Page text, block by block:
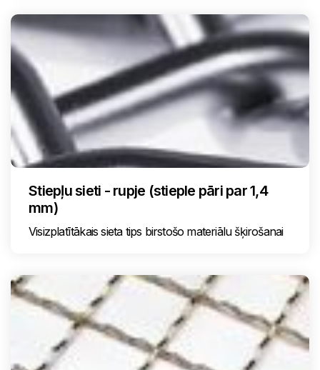
Stiepļu sieti - rupje (stieple pāri par 1,4
mm)
Visizplatītākais sieta tips birstošo materiālu šķirošanai